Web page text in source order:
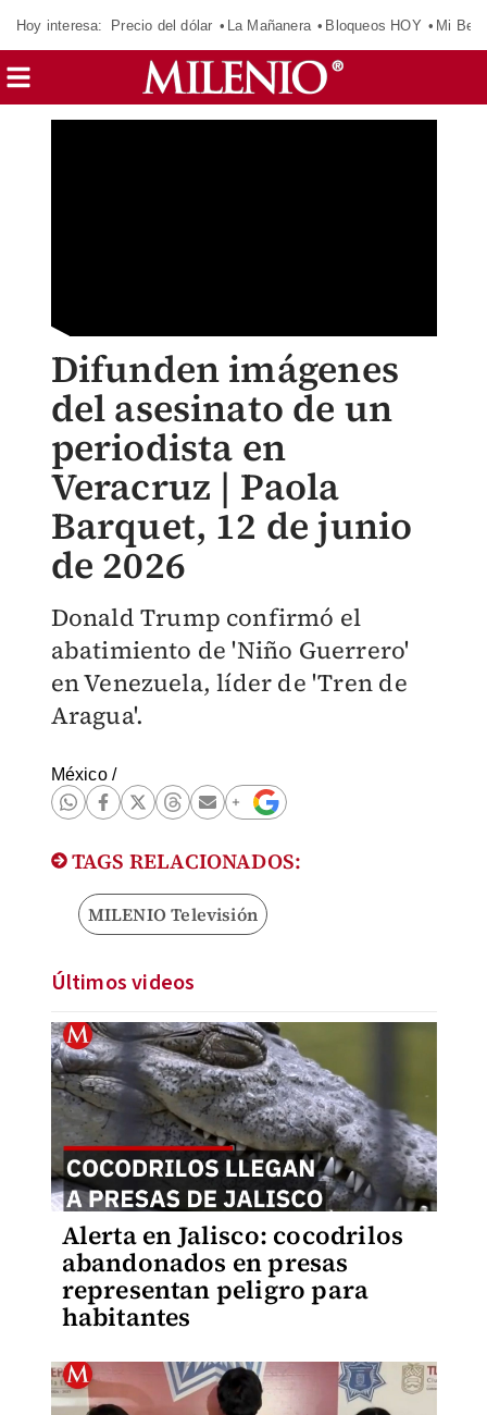
Hoy interesa: Precio del dólar La Mañanera Bloqueos HOY Mi
Difunden imágenes
del asesinato de un
periodista en
Veracruz | Paola
Barquet, 12 de junio
de 2026
Donald Trump confirmó el
abatimiento de 'Niño Guerrero'
en Venezuela, líder de 'Tren de
Aragua'.
México/
TAGS RELACIONADOS:
MILENIO Televisión
Últimos videos
Alerta en Jalisco: cocodrilos
abandonados en presas
representan peligro para
habitantes